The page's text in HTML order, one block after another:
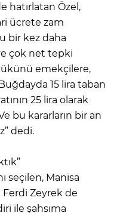
hatırlatan Özel,
ücrete zam
bir kez daha
çok net tepki
emekçilere,
15 lira taban
25 lira olarak
bu kararların bir an
dedi.
seçilen, Manisa
Ferdi Zeyrek de
ile şahsıma